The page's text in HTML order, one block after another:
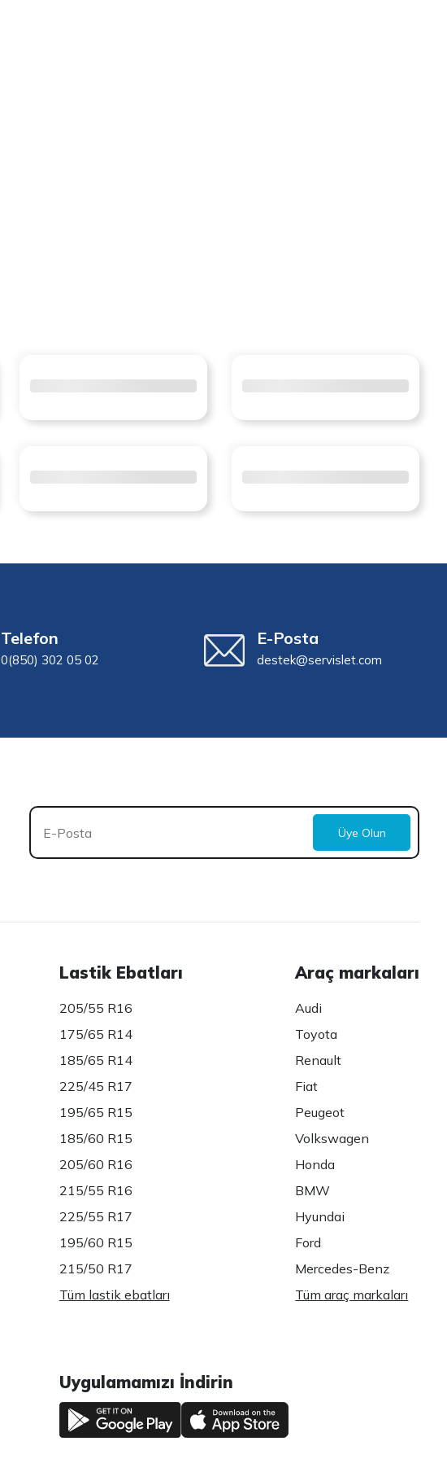
Telefon
0(850) 302 05 02
E-Posta
destek@servislet.com
Üye Olun
Lastik Ebatları
205/55 R16
175/65 R14
185/65 R14
225/45 R17
195/65 R15
185/60 R15
205/60 R16
215/55 R16
225/55 R17
195/60 R15
215/50 R17
Tüm lastik ebatları
Araç markaları
Audi
Toyota
Renault
Fiat
Peugeot
Volkswagen
Honda
BMW
Hyundai
Ford
Mercedes-Benz
Tüm araç markaları
Uygulamamızı İndirin